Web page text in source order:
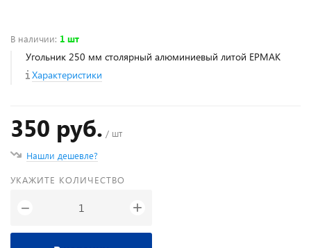
В наличии: 1 шт
Угольник 250 мм столярный алюминиевый литой ЕРМАК
Характеристики
350 руб. / шт
Нашли дешевле?
УКАЖИТЕ КОЛИЧЕСТВО
− +